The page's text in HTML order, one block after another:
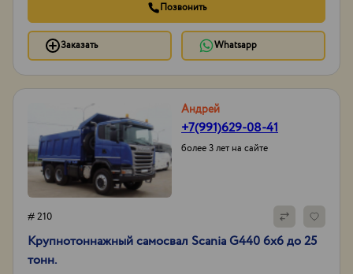
Позвонить
Заказать Whatsapp
Андрей
+7(991)629-08-41
более 3 лет на сайте
# 210
Крупнотоннажный самосвал Scania G440 6х6 до 25
тонн.